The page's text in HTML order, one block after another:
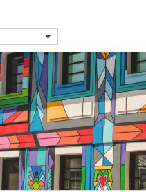
culture et débats